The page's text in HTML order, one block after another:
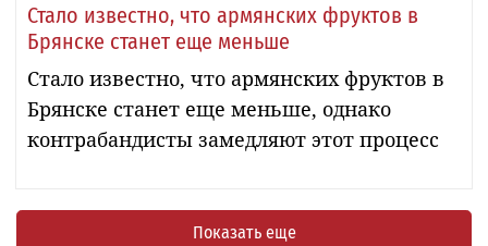
Стало известно, что армянских фруктов в
Брянске станет еще меньше
Стало известно, что армянских фруктов в
Брянске станет еще меньше, однако
контрабандисты замедляют этот процесс
Показать еще